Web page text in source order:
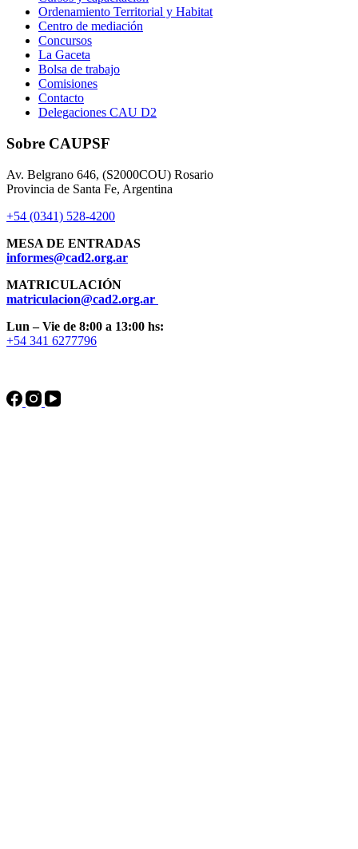
Ordenamiento Territorial y Habitat
Centro de mediación
Concursos
La Gaceta
Bolsa de trabajo
Comisiones
Contacto
Delegaciones CAU D2
Sobre CAUPSF
Av. Belgrano 646, (S2000COU) Rosario
Provincia de Santa Fe, Argentina
+54 (0341) 528-4200
MESA DE ENTRADAS
informes@cad2.org.ar
MATRICULACIÓN
matriculacion@cad2.org.ar
Lun – Vie de 8:00 a 13:00 hs:
+54 341 6277796